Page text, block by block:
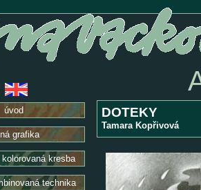
DOTEKY
Tamara Kopřivová
úvod
grafika
kresba
technika